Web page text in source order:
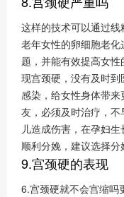
这样的技术可以通过
老年女性的卵细胞老
题，并能有效提高女
现宫颈硬，没有及时
感染，给女性身体带
友，必须及时治疗，
儿造成伤害，在孕妇
顺利分娩，建议选择分
9.宫颈硬的表现
6.宫颈硬就不会宫缩吗